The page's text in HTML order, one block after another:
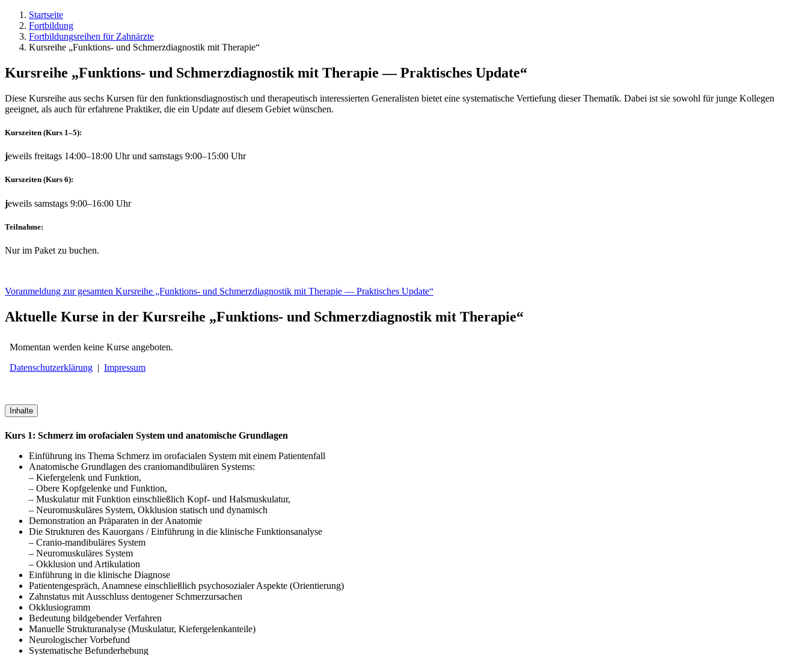
Startseite
Fortbildung
Fortbildungsreihen für Zahnärzte
Kursreihe „Funktions- und Schmerzdiagnostik mit Therapie“
Kursreihe „Funktions- und Schmerzdiagnostik mit Therapie — Praktisches Update“
Diese Kursreihe aus sechs Kursen für den funktionsdiagnostisch und therapeutisch interessierten Generalisten bietet eine systematische Vertiefung dieser Thematik. Dabei ist sie sowohl für junge Kollegen
geeignet, als auch für erfahrene Praktiker, die ein Update auf diesem Gebiet wünschen.
Kurszeiten (Kurs 1–5):
jeweils freitags 14:00–18:00 Uhr und samstags 9:00–15:00 Uhr
Kurszeiten (Kurs 6):
jeweils samstags 9:00–16:00 Uhr
Teilnahme:
Nur im Paket zu buchen.
Voranmeldung zur gesamten Kursreihe „Funktions- und Schmerzdiagnostik mit Therapie — Praktisches Update“
Aktuelle Kurse in der Kursreihe „Funktions- und Schmerzdiagnostik mit Therapie“
Inhalte
Kurs 1: Schmerz im orofacialen System und anatomische Grundlagen
Einführung ins Thema Schmerz im orofacialen System mit einem Patientenfall
Anatomische Grundlagen des craniomandibulären Systems:
– Kiefergelenk und Funktion,
– Obere Kopfgelenke und Funktion,
– Muskulatur mit Funktion einschließlich Kopf- und Halsmuskulatur,
– Neuromuskuläres System, Okklusion statisch und dynamisch
Demonstration an Präparaten in der Anatomie
Die Strukturen des Kauorgans / Einführung in die klinische Funktionsanalyse
– Cranio-mandibuläres System
– Neuromuskuläres System
– Okklusion und Artikulation
Einführung in die klinische Diagnose
Patientengespräch, Anamnese einschließlich psychosozialer Aspekte (Orientierung)
Zahnstatus mit Ausschluss dentogener Schmerzursachen
Okklusiogramm
Bedeutung bildgebender Verfahren
Manuelle Strukturanalyse (Muskulatur, Kiefergelenkanteile)
Neurologischer Vorbefund
Systematische Befunderhebung